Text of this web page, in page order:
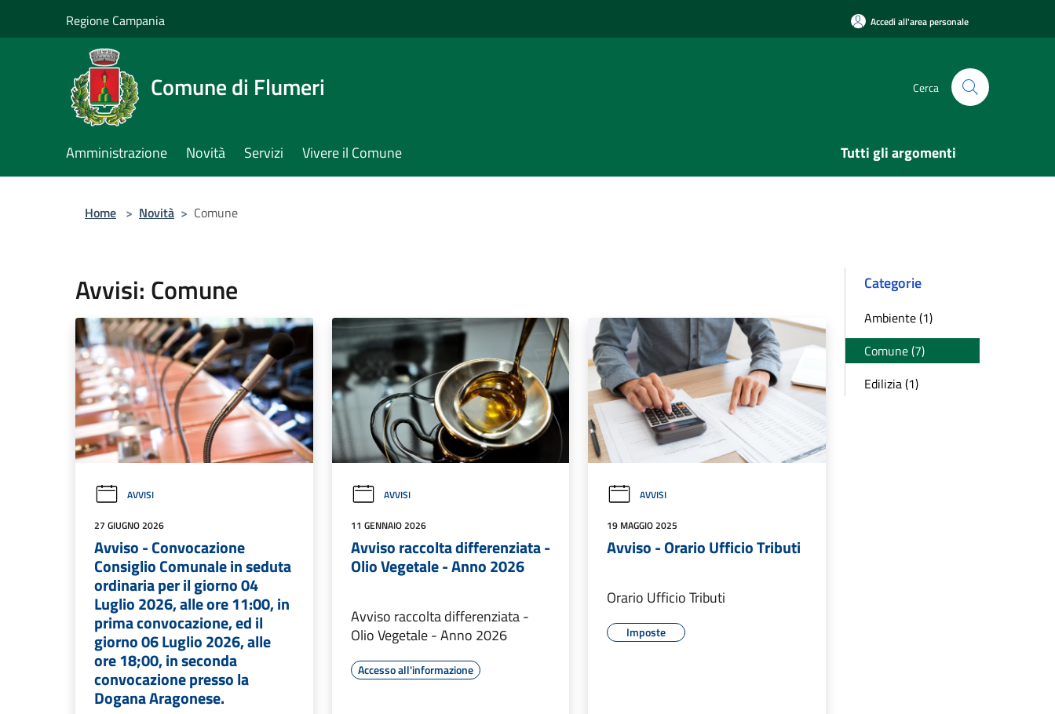
Regione Campania Accedi all'area personale
Comune di Flumeri Cerca
Amministrazione Novità Servizi Vivere il Comune Tutti gli argomenti
Home > Novità > Comune
Avvisi: Comune
AVVISI
27 GIUGNO 2026
Avviso - Convocazione
Consiglio Comunale in seduta
ordinaria per il giorno 04
Luglio 2026, alle ore 11:00, in
prima convocazione, ed il
giorno 06 Luglio 2026, alle
ore 18;00, in seconda
convocazione presso la
Dogana Aragonese.
AVVISI
11 GENNAIO 2026
Avviso raccolta differenziata -
Olio Vegetale - Anno 2026
Avviso raccolta differenziata -
Olio Vegetale - Anno 2026
Accesso all'informazione
AVVISI
19 MAGGIO 2025
Avviso - Orario Ufficio Tributi
Orario Ufficio Tributi
Imposte
Categorie
Ambiente (1)
Comune (7)
Edilizia (1)